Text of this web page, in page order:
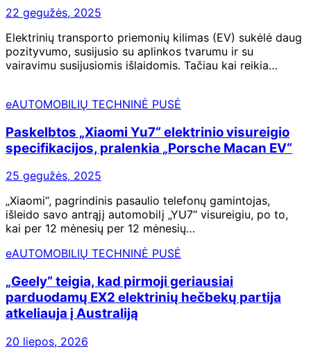
22 gegužės, 2025
Elektrinių transporto priemonių kilimas (EV) sukėlė daug
pozityvumo, susijusio su aplinkos tvarumu ir su
vairavimu susijusiomis išlaidomis. Tačiau kai reikia…
eAUTOMOBILIŲ TECHNINĖ PUSĖ
Paskelbtos „Xiaomi Yu7“ elektrinio visureigio
specifikacijos, pralenkia „Porsche Macan EV“
25 gegužės, 2025
„Xiaomi“, pagrindinis pasaulio telefonų gamintojas,
išleido savo antrąjį automobilį „YU7“ visureigiu, po to,
kai per 12 mėnesių per 12 mėnesių…
eAUTOMOBILIŲ TECHNINĖ PUSĖ
„Geely“ teigia, kad pirmoji geriausiai
parduodamų EX2 elektrinių hečbekų partija
atkeliauja į Australiją
20 liepos, 2026